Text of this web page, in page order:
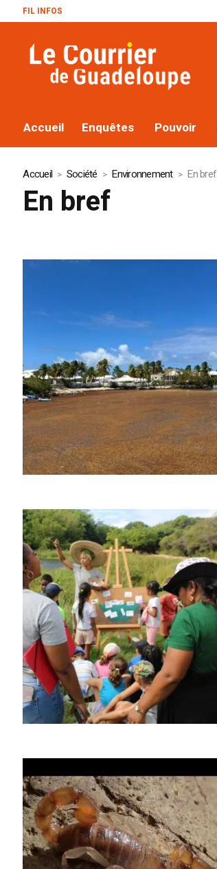
FIL INFOS
Accueil Enquêtes Pouvoir
Accueil Société Environnement En bref
En bref